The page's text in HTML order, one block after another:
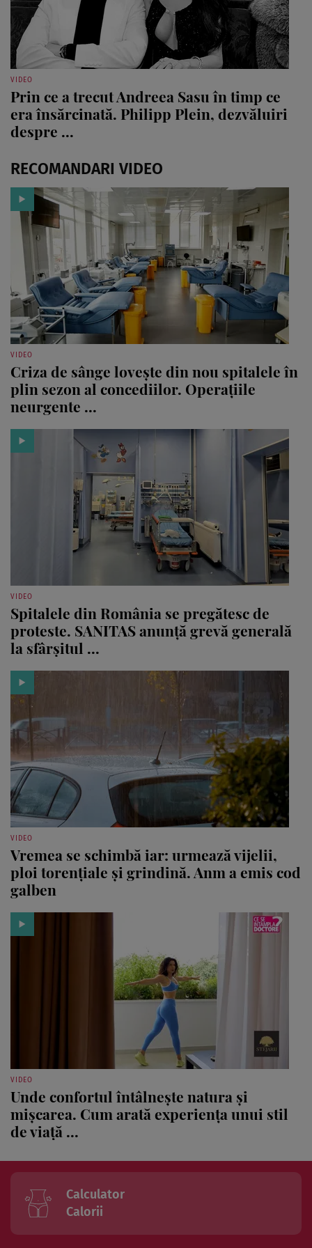
VIDEO
Prin ce a trecut Andreea Sasu în timp ce
era însărcinată. Philipp Plein, dezvăluiri
despre ...
RECOMANDARI VIDEO
VIDEO
Criza de sânge lovește din nou spitalele în
plin sezon al concediilor. Operațiile
neurgente ...
VIDEO
Spitalele din România se pregătesc de
proteste. SANITAS anunță grevă generală
la sfârșitul ...
VIDEO
Vremea se schimbă iar: urmează vijelii,
ploi torențiale și grindină. Anm a emis cod
galben
VIDEO
Unde confortul întâlnește natura și
mișcarea. Cum arată experiența unui stil
de viață ...
Calculator
Calorii